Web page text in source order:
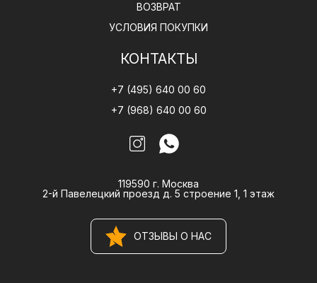
ВОЗВРАТ
УСЛОВИЯ ПОКУПКИ
КОНТАКТЫ
+7 (495) 640 00 60
+7 (968) 640 00 60
119590 г. Москва
2-й Павелецкий проезд д. 5 строение 1, 1 этаж
ОТЗЫВЫ О НАС